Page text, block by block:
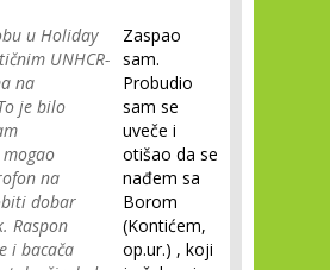
u Holiday
UNHCR-
na
je bilo
na
dobar
Raspon
i bacača
Zaspao
sam.
Probudio
sam se
uveče i
otišao da se
nađem sa
Borom
(Kontićem,
op.ur.) , koji